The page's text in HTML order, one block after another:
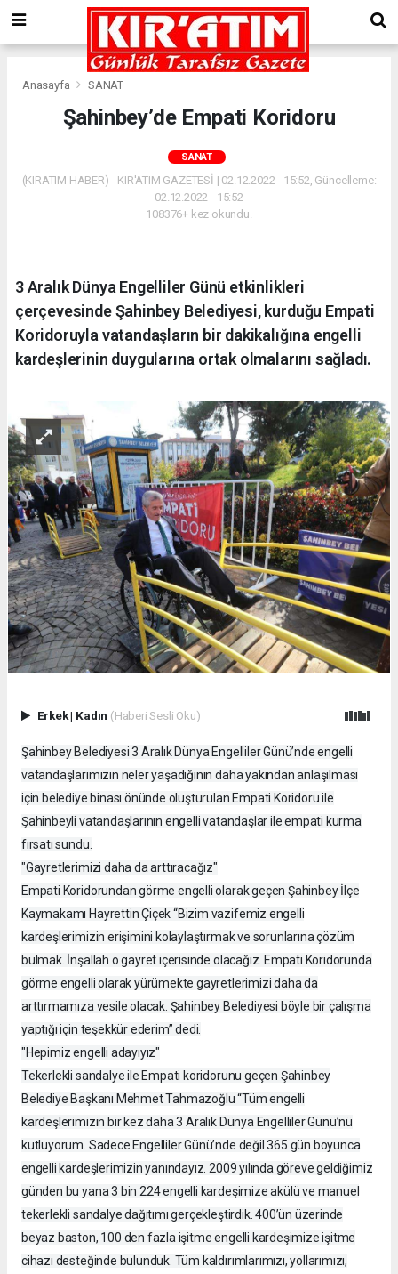
Anasayfa SANAT
Şahinbey’de Empati Koridoru
SANAT
(KIRATIM HABER) - KIR'ATIM GAZETESİ | 02.12.2022 - 15:52, Güncelleme:
02.12.2022 - 15:52
108376+ kez okundu.
3 Aralık Dünya Engelliler Günü etkinlikleri
çerçevesinde Şahinbey Belediyesi, kurduğu Empati
Koridoruyla vatandaşların bir dakikalığına engelli
kardeşlerinin duygularına ortak olmalarını sağladı.
Erkek| Kadın (Haberi Sesli Oku)
Şahinbey Belediyesi 3 Aralık Dünya Engelliler Günü’nde engelli
vatandaşlarımızın neler yaşadığının daha yakından anlaşılması
için belediye binası önünde oluşturulan Empati Koridoru ile
Şahinbeyli vatandaşlarının engelli vatandaşlar ile empati kurma
fırsatı sundu.
"Gayretlerimizi daha da arttıracağız"
Empati Koridorundan görme engelli olarak geçen Şahinbey İlçe
Kaymakamı Hayrettin Çiçek “Bizim vazifemiz engelli
kardeşlerimizin erişimini kolaylaştırmak ve sorunlarına çözüm
bulmak. İnşallah o gayret içerisinde olacağız. Empati Koridorunda
görme engelli olarak yürümekte gayretlerimizi daha da
arttırmamıza vesile olacak. Şahinbey Belediyesi böyle bir çalışma
yaptığı için teşekkür ederim” dedi.
"Hepimiz engelli adayıyız"
Tekerlekli sandalye ile Empati koridorunu geçen Şahinbey
Belediye Başkanı Mehmet Tahmazoğlu “Tüm engelli
kardeşlerimizin bir kez daha 3 Aralık Dünya Engelliler Günü’nü
kutluyorum. Sadece Engelliler Günü’nde değil 365 gün boyunca
engelli kardeşlerimizin yanındayız. 2009 yılında göreve geldiğimiz
günden bu yana 3 bin 224 engelli kardeşimize akülü ve manuel
tekerlekli sandalye dağıtımı gerçekleştirdik. 400’ün üzerinde
beyaz baston, 100 den fazla işitme engelli kardeşimize işitme
cihazı desteğinde bulunduk. Tüm kaldırımlarımızı, yollarımızı,